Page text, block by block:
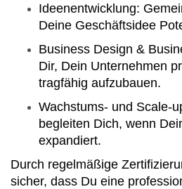
Ideenentwicklung:
Deine Geschäftsidee
Business Design &
Dir, Dein Unternehmen
tragfähig aufzubauen.
Wachstums- und Scale-
begleiten Dich, wenn
expandiert.
Durch regelmäßige
sicher, dass Du eine